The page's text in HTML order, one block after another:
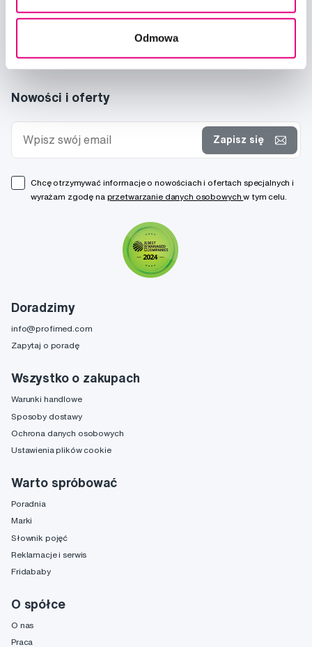
Odmowa
Doradzimy
info@profimed.com
Zapytaj o poradę
Wszystko o zakupach
Warunki handlowe
Sposoby dostawy
Ochrona danych osobowych
Ustawienia plików cookie
Warto spróbować
Poradnia
Marki
Słownik pojęć
Reklamacje i serwis
Fridababy
O spółce
O nas
Praca
Nowości i oferty
Zapisz się
Chcę otrzymywać informacje o nowościach i ofertach specjalnych i
wyrażam zgodę na przetwarzanie danych osobowychw tym celu.